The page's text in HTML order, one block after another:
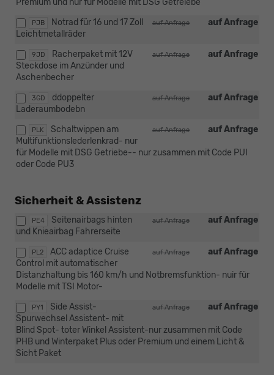
PJB auf Anfrage
auf Anfrage
Notrad für 16 und 17 Zoll
Leichtmetallräder
9JD auf Anfrage
auf Anfrage
Racherpaket mit 12V
Steckdose im Anzünder und
Aschenbecher
3GD auf Anfrage
auf Anfrage
ddoppelter
Laderaumbodebn
PLK auf Anfrage
auf Anfrage
Schaltwippen am
Multifunktionslederlenkrad- nur
für Modelle mit DSG Getriebe-- nur zusammen mit Code PUI
oder Code PU3
Sicherheit & Assistenz
PE4 auf Anfrage
auf Anfrage
Seitenairbags hinten
und Knieairbag Fahrerseite
PL2 auf Anfrage
auf Anfrage
ACC adaptice Cruise
Control mit automatischer
Distanzhaltung bis 160 km/h und Notbremsfunktion- nuir für
Modelle mit TSI Motor-
PY1 auf Anfrage
auf Anfrage
Side Assist-
Spurwechsel Assistent- mit
Blind Spot- toter Winkel Assistent-nur zusammen mit Code
PHB und Winterpaket Plus oder Premium und einem Licht &
Sicht Paket